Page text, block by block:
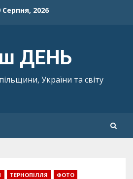
Серпня, 2026
ДЕНЬ
України та світу
ТЕРНОПІЛЛЯ ФОТО